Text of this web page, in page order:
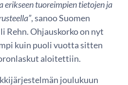
erikseen tuoreimpien tietojen ja
, sanoo Suomen
Rehn. Ohjauskorko on nyt
kuin puoli vuotta sitten
aloitettiin.
joulukuun